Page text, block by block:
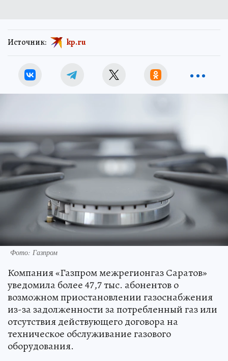
Источник: kp.ru
Фото: Газпром
Компания «Газпром межрегионгаз Саратов»
уведомила более 47,7 тыс. абонентов о
возможном приостановлении газоснабжения
из-за задолженности за потребленный газ или
отсутствия действующего договора на
техническое обслуживание газового
оборудования.